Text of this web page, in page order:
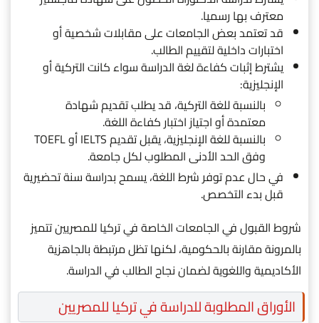
معترف بها رسميا.
قد تعتمد بعض الجامعات على مقابلات شخصية أو
اختبارات داخلية لتقييم الطالب.
يشترط إثبات كفاءة لغة الدراسة سواء كانت التركية أو
الإنجليزية:
بالنسبة للغة التركية، قد يطلب تقديم شهادة
معتمدة أو اجتياز اختبار كفاءة اللغة.
بالنسبة للغة الإنجليزية، يقبل تقديم IELTS أو TOEFL
وفق الحد الأدنى المطلوب لكل جامعة.
في حال عدم توفر شرط اللغة، يسمح بدراسة سنة تحضيرية
قبل بدء التخصص.
شروط القبول في الجامعات الخاصة في تركيا للمصريين تتميز
بالمرونة مقارنة بالحكومية، لكنها تظل مرتبطة بالجاهزية
الأكاديمية واللغوية لضمان نجاح الطالب في الدراسة.
الأوراق المطلوبة للدراسة في تركيا للمصريين